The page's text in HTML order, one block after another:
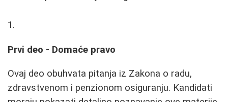
Prvi deo - Domaće pravo
Ovaj deo obuhvata pitanja iz Zakona o radu,
zdravstvenom i penzionom osiguranju. Kandidati